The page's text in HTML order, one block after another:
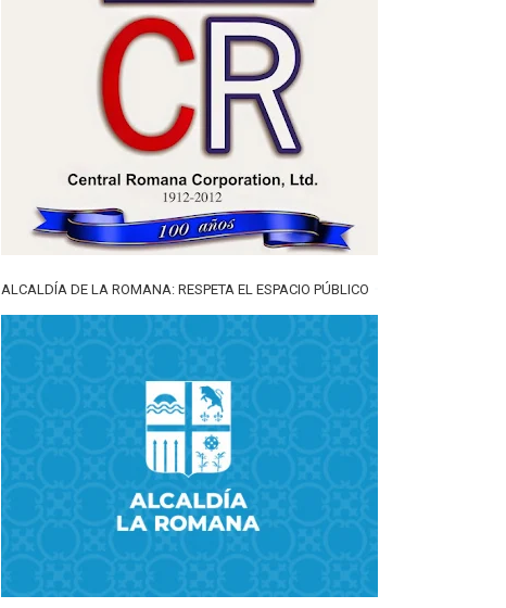
ALCALDÍA DE LA ROMANA: RESPETA EL ESPACIO PÚBLICO